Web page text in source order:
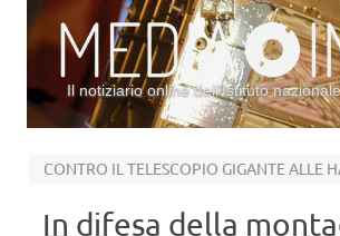
Il notiziario online dell’Istituto
In difesa della